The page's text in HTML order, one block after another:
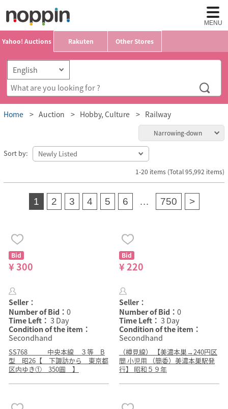
MENU
Yahoo! Auctions Rakuten Other Stores
Home Auction Hobby, Culture Railway
Narrowing-down
Sort by:
1-20 items (Total 95,992 items)
1 2 3 4 5 6 … 750 >
Bid
¥ 300
Seller：
Number of Bid： 0
Time Left： 3 Day
Condition of the item：
Secondhand
SS768 中央本線 ３等 B
型 昭26【 下諏訪から 東京都
区内ゆき① 350圓 】
Bid
¥ 220
Seller：
Number of Bid： 0
Time Left： 3 Day
Condition of the item：
Secondhand
（樽見線） 【美濃本巣→240円区
間 小児用 （簡委）美濃本巣駅発
行】 昭和５９年